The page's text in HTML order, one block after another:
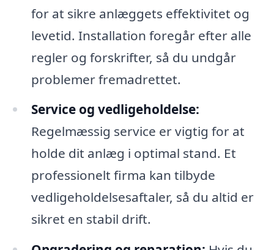
for at sikre anlæggets effektivitet og
levetid. Installation foregår efter alle
regler og forskrifter, så du undgår
problemer fremadrettet.
Service og vedligeholdelse:
Regelmæssig service er vigtig for at
holde dit anlæg i optimal stand. Et
professionelt firma kan tilbyde
vedligeholdelsesaftaler, så du altid er
sikret en stabil drift.